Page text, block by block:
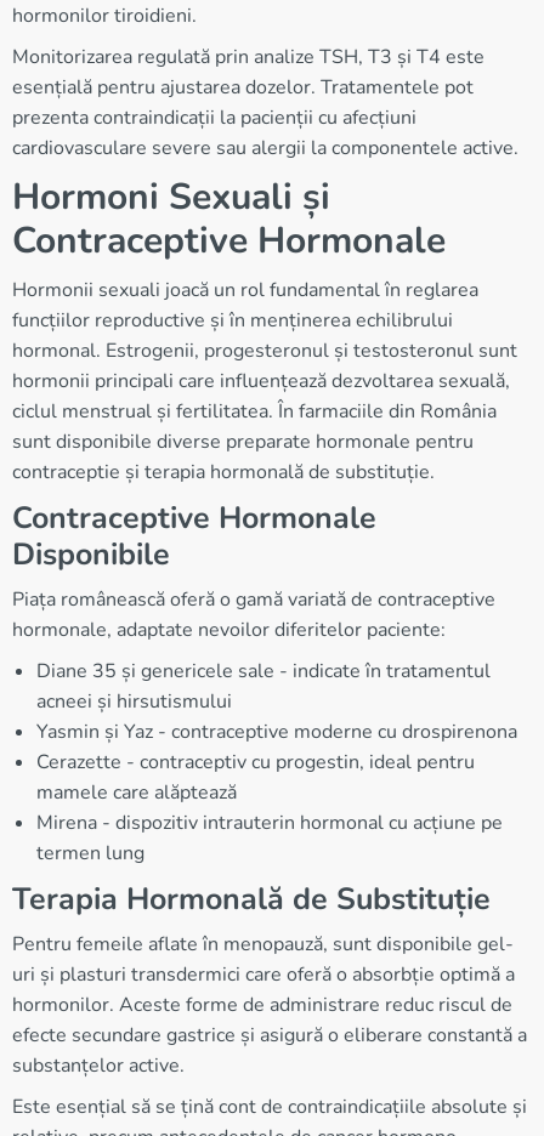
hormonilor tiroidieni.
Monitorizarea regulată prin analize TSH, T3 și T4 este
esențială pentru ajustarea dozelor. Tratamentele pot
prezenta contraindicații la pacienții cu afecțiuni
cardiovasculare severe sau alergii la componentele active.
Hormoni Sexuali și
Contraceptive Hormonale
Hormonii sexuali joacă un rol fundamental în reglarea
funcțiilor reproductive și în menținerea echilibrului
hormonal. Estrogenii, progesteronul și testosteronul sunt
hormonii principali care influențează dezvoltarea sexuală,
ciclul menstrual și fertilitatea. În farmaciile din România
sunt disponibile diverse preparate hormonale pentru
contraceptie și terapia hormonală de substituție.
Contraceptive Hormonale
Disponibile
Piața românească oferă o gamă variată de contraceptive
hormonale, adaptate nevoilor diferitelor paciente:
Diane 35 și genericele sale - indicate în tratamentul
acneei și hirsutismului
Yasmin și Yaz - contraceptive moderne cu drospirenona
Cerazette - contraceptiv cu progestin, ideal pentru
mamele care alăptează
Mirena - dispozitiv intrauterin hormonal cu acțiune pe
termen lung
Terapia Hormonală de Substituție
Pentru femeile aflate în menopauză, sunt disponibile gel-
uri și plasturi transdermici care oferă o absorbție optimă a
hormonilor. Aceste forme de administrare reduc riscul de
efecte secundare gastrice și asigură o eliberare constantă a
substanțelor active.
Este esențial să se țină cont de contraindicațiile absolute și